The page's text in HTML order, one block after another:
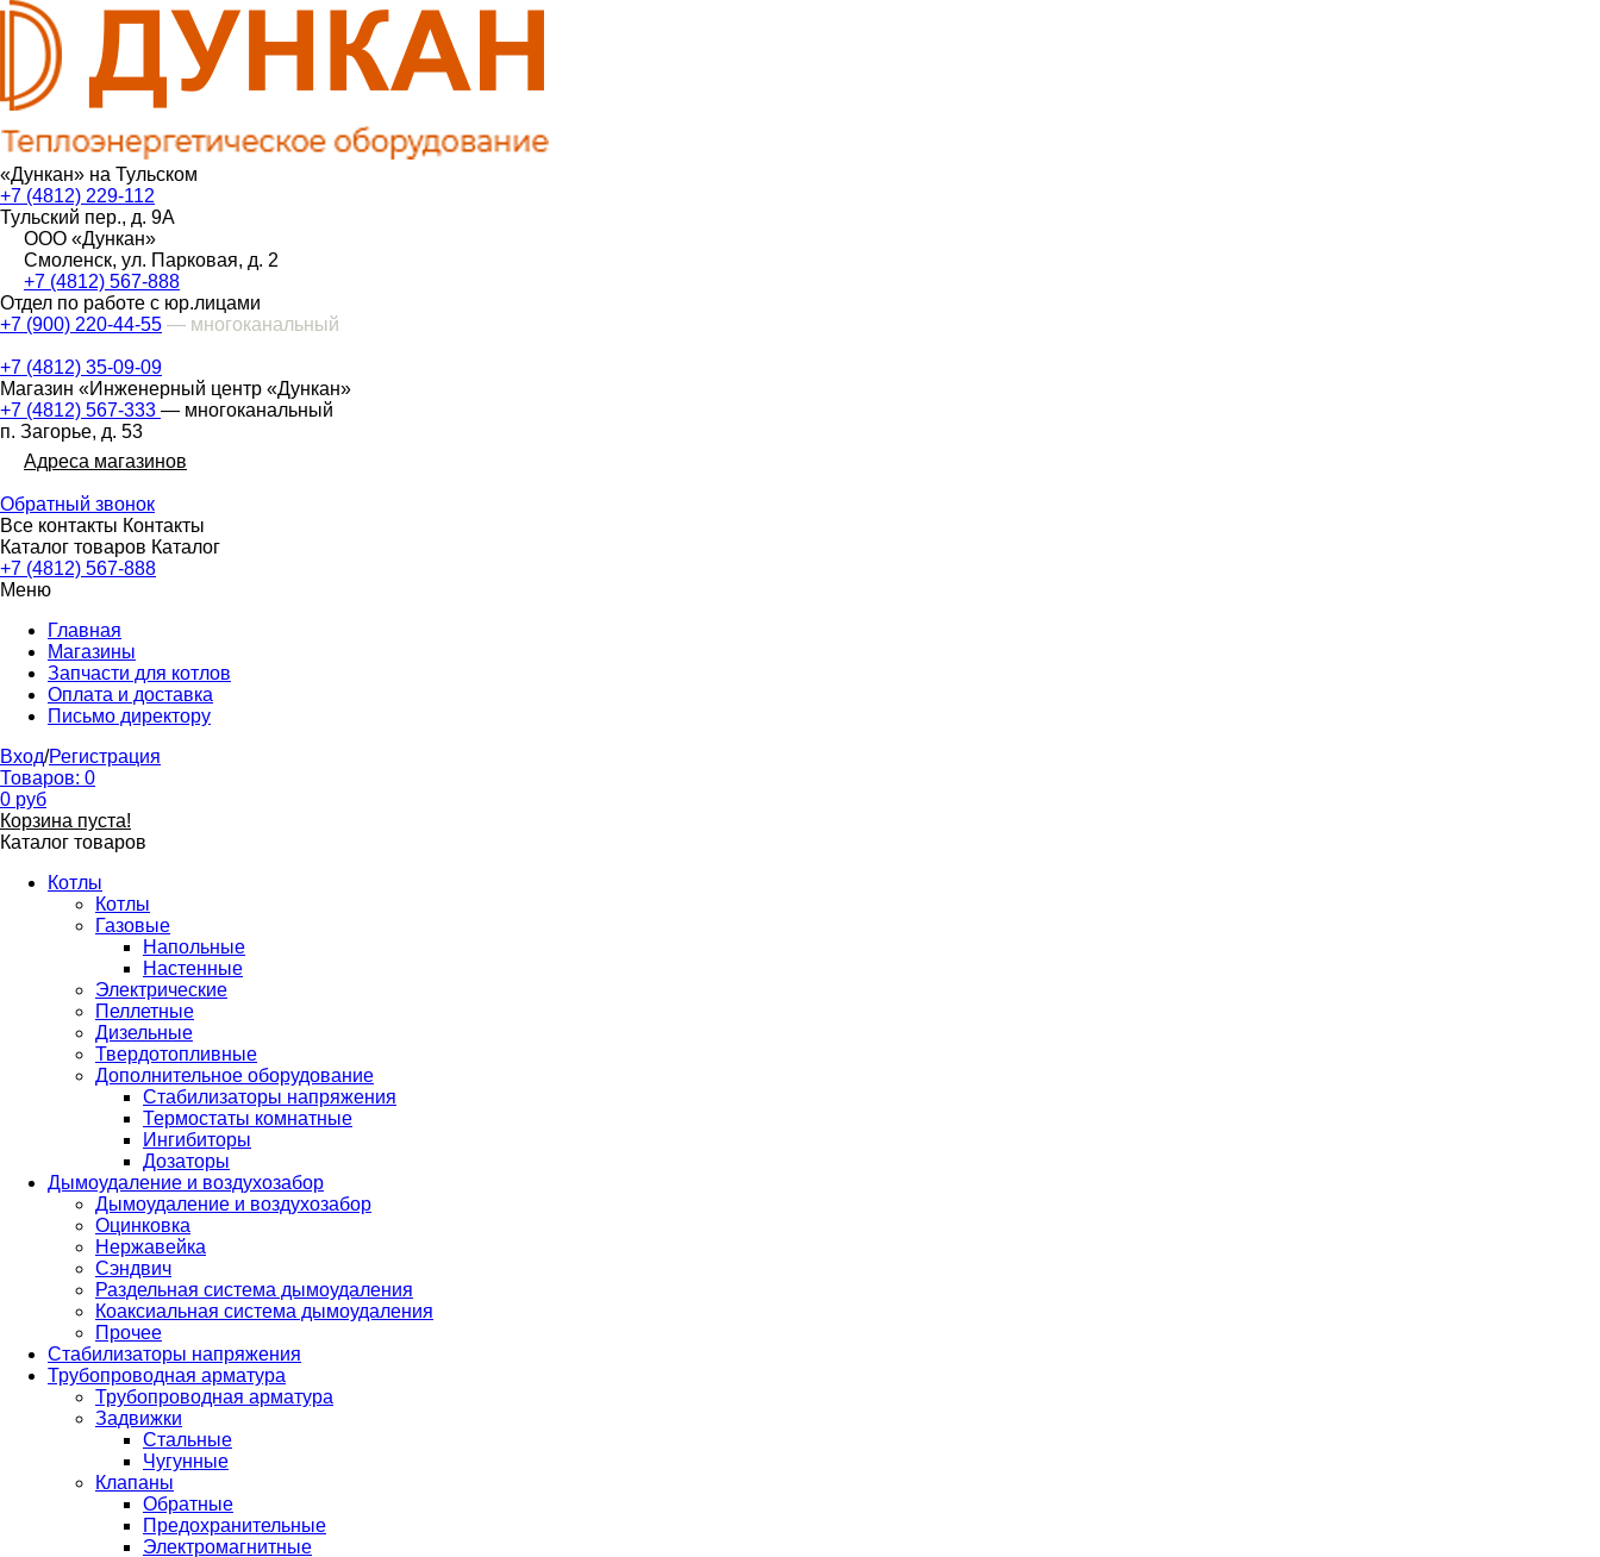
«Дункан» на Тульском
+7 (4812) 229-112
Тульский пер., д. 9А
ООО «Дункан»
Смоленск, ул. Парковая, д. 2
+7 (4812) 567-888
Отдел по работе с юр.лицами
+7 (900) 220-44-55 — многоканальный
+7 (4812) 35-09-09
Магазин «Инженерный центр «Дункан»
+7 (4812) 567-333 — многоканальный
п. Загорье, д. 53
Адреса магазинов
Обратный звонок
Все контакты Контакты
Каталог товаров Каталог
+7 (4812) 567-888
Меню
Главная
Магазины
Запчасти для котлов
Оплата и доставка
Письмо директору
Вход/Регистрация
Товаров: 0
0 руб
Корзина пуста!
Каталог товаров
Котлы
Котлы
Газовые
Напольные
Настенные
Электрические
Пеллетные
Дизельные
Твердотопливные
Дополнительное оборудование
Стабилизаторы напряжения
Термостаты комнатные
Ингибиторы
Дозаторы
Дымоудаление и воздухозабор
Дымоудаление и воздухозабор
Оцинковка
Нержавейка
Сэндвич
Раздельная система дымоудаления
Коаксиальная система дымоудаления
Прочее
Стабилизаторы напряжения
Трубопроводная арматура
Трубопроводная арматура
Задвижки
Стальные
Чугунные
Клапаны
Обратные
Предохранительные
Электромагнитные